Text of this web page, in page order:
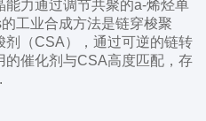
力通过调节共聚的a-烯烃单
工业合成方法是链穿梭聚
（CSA），通过可逆的链转
催化剂与CSA高度匹配，存